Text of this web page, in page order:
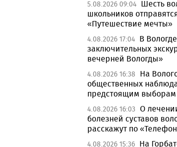
5.08.2026 09:04 Шесть
школьников
«Путешествие мечты»
4.08.2026 17:04 В
заключительных
вечерней Вологды»
4.08.2026 16:38
На
общественных
предстоящим выборам
4.08.2026 16:03 О
болезней суставов
расскажут по
4.08.2026 15:36 На